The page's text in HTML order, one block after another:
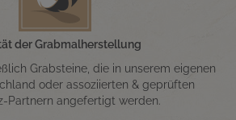
der Grabmalherstellung
Grabsteine, die in unserem eigenen
oder assoziierten & geprüften
Partnern angefertigt werden.